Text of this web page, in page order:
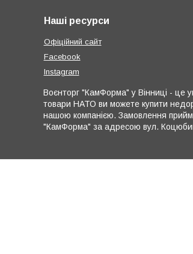
Наші ресурси
Офіційний сайт
Facebook
Instagram
Воєнторг "КамФорма" у Вінниці - це
товари НАТО ви можете купити
нашою компанією. Замовлення
"КамФорма" за адресою вул.